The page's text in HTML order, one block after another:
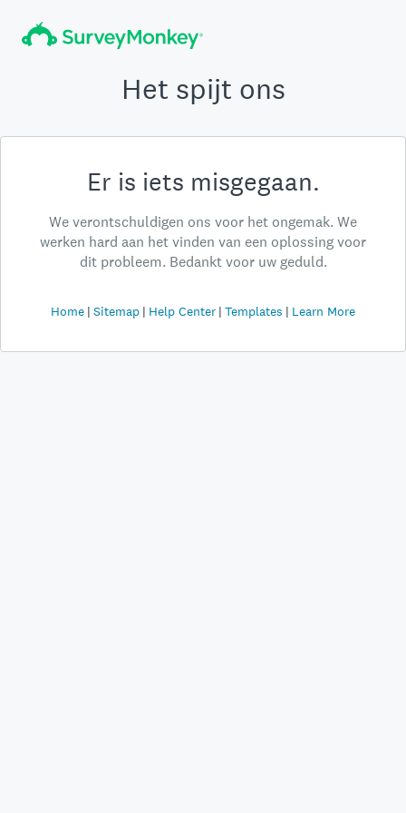
Het spijt ons
Er is iets misgegaan.
We verontschuldigen ons voor het ongemak. We
werken hard aan het vinden van een oplossing voor
dit probleem. Bedankt voor uw geduld.
Home Sitemap Help Center Templates Learn More